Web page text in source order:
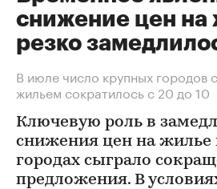
снижение цен на
резко
В июле число крупных
жильем сократилось с 20 до 10
Ключевую роль в
снижения цен на жилье
городах сыграло
предложения. В